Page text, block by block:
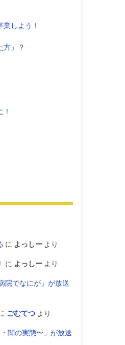
業しよう！
方」？
に よっしー より
に よっしー より
院でなにが」が放送
ごむてつ より
闇の実態〜」が放送